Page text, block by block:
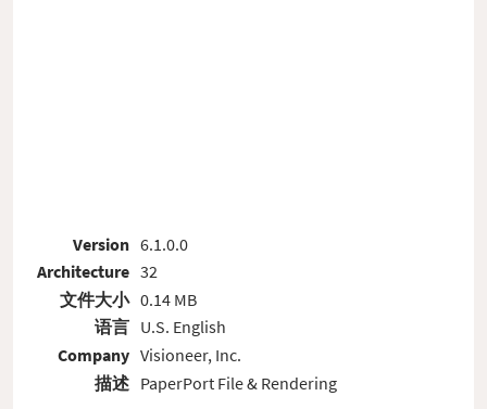
Version
Architecture
文件大小
语言
Company
描述
6.1.0.0
32
0.14 MB
U.S. English
Visioneer, Inc.
PaperPort File & Rendering